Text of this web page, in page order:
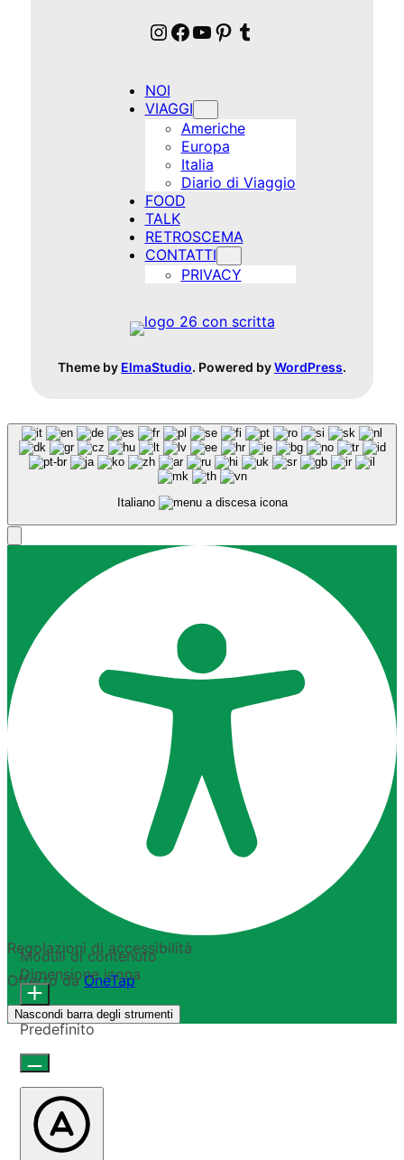
Instagram
Facebook
YouTube
Pinterest
Tumblr
NOI
VIAGGI
Americhe
Europa
Italia
Diario di Viaggio
FOOD
TALK
RETROSCEMA
CONTATTI
PRIVACY
Theme by ElmaStudio. Powered byWordPress.
Italiano
Regolazioni di accessibilità
Offerto daOneTap
Nascondi barra degli strumenti
Moduli di contenuto
Dimensione icona
Predefinito